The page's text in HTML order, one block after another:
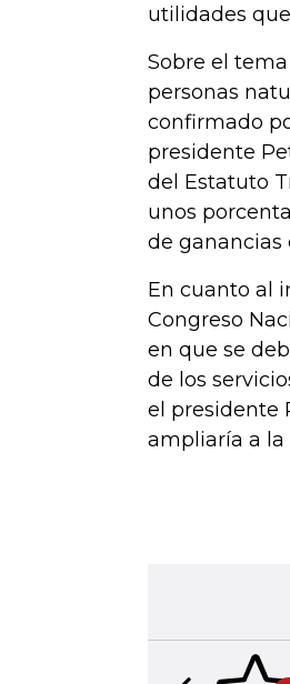
utilidades
Sobre el
personas
confirmado
presidente
del Estatuto
unos
de ganancias
En cuanto al
Congreso
en que se
de los
el presidente
ampliaría a la